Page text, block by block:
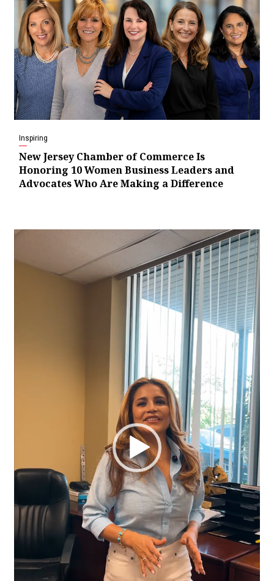
Inspiring
New Jersey Chamber of Commerce Is
Honoring 10 Women Business Leaders and
Advocates Who Are Making a Difference
Video